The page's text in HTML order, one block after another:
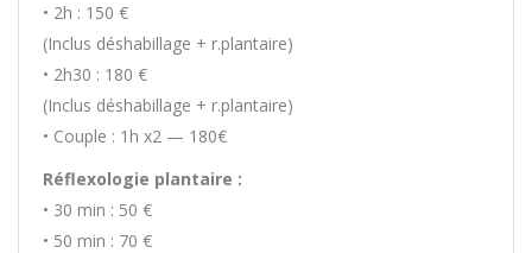
• 2h : 150 €
(Inclus déshabillage + r.plantaire)
• 2h30 : 180 €
(Inclus déshabillage + r.plantaire)
• Couple : 1h x2 — 180€
Réflexologie plantaire :
• 30 min : 50 €
• 50 min : 70 €